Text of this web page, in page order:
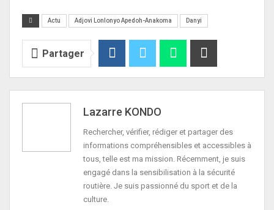
Actu Adjovi Lonlonyo Apedoh-Anakoma Danyi
Partager
Lazarre KONDO
Rechercher, vérifier, rédiger et partager des
informations compréhensibles et accessibles à
tous, telle est ma mission. Récemment, je suis
engagé dans la sensibilisation à la sécurité
routière. Je suis passionné du sport et de la
culture.